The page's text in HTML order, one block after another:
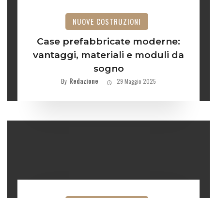
NUOVE COSTRUZIONI
Case prefabbricate moderne:
vantaggi, materiali e moduli da
sogno
By Redazione 29 Maggio 2025